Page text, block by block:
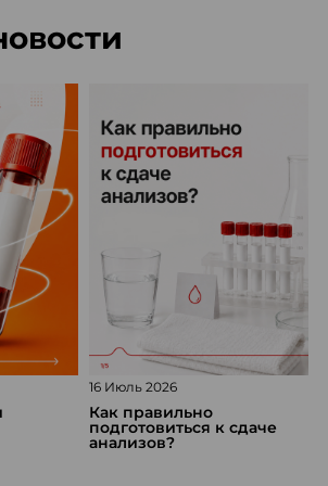
16 Июль 2026
Как правильно
подготовиться к сдаче
анализов?